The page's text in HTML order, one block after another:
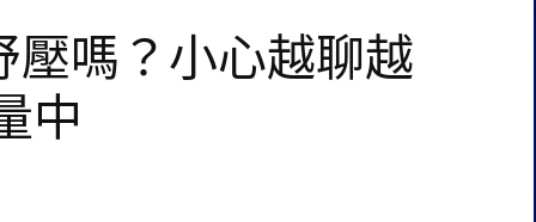
壓嗎？小心越聊越
中